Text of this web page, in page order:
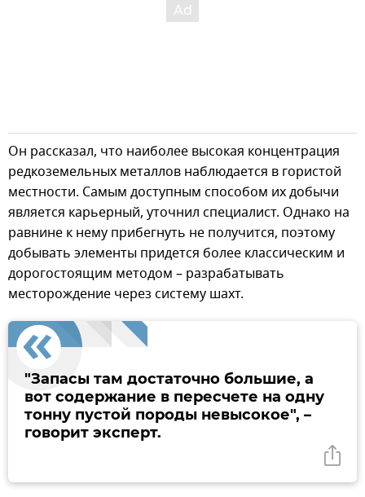
Он рассказал, что наиболее высокая концентрация
редкоземельных металлов наблюдается в гористой
местности. Самым доступным способом их добычи
является карьерный, уточнил специалист. Однако на
равнине к нему прибегнуть не получится, поэтому
добывать элементы придется более классическим и
дорогостоящим методом – разрабатывать
месторождение через систему шахт.
"Запасы там достаточно большие, а
вот содержание в пересчете на одну
тонну пустой породы невысокое", –
говорит эксперт.